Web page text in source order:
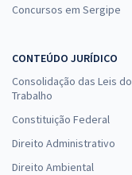
Concursos em Sergipe
CONTEÚDO JURÍDICO
Consolidação das Leis do
Trabalho
Constituição Federal
Direito Administrativo
Direito Ambiental